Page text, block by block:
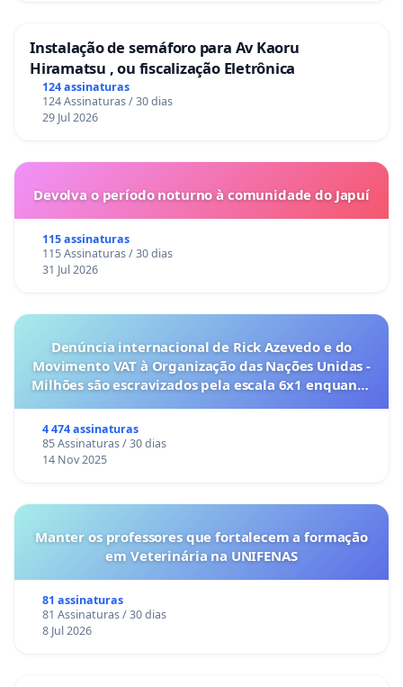
Instalação de semáforo para Av Kaoru
Hiramatsu , ou fiscalização Eletrônica
124 assinaturas
124 Assinaturas / 30 dias
29 Jul 2026
Devolva o período noturno à comunidade do Japuí
115 assinaturas
115 Assinaturas / 30 dias
31 Jul 2026
Denúncia internacional de Rick Azevedo e do
Movimento VAT à Organização das Nações Unidas -
Milhões são escravizados pela escala 6x1 enquanto
4 474 assinaturas
85 Assinaturas / 30 dias
14 Nov 2025
Manter os professores que fortalecem a formação
em Veterinária na UNIFENAS
81 assinaturas
81 Assinaturas / 30 dias
8 Jul 2026